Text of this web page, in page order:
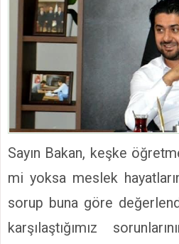
Sayın Bakan, keşke
mi yoksa meslek
sorup buna göre
karşılaştığımız